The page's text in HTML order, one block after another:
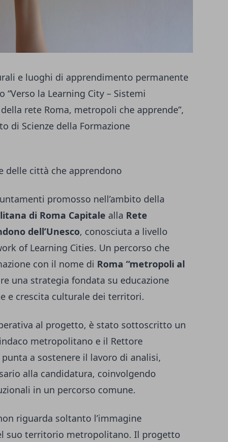
e luoghi di apprendimento permanente
la Learning City – Sistemi
rete Roma, metropoli che apprende”,
di Scienze della Formazione
delle città che apprendono
promosso nell’ambito della
di Roma Capitale alla Rete
dell’Unesco, conosciuta a livello
of Learning Cities. Un percorso che
con il nome di Roma “metropoli al
una strategia fondata su educazione
e crescita culturale dei territori.
al progetto, è stato sottoscritto un
metropolitano e il Rettore
punta a sostenere il lavoro di analisi,
alla candidatura, coinvolgendo
in un percorso comune.
riguarda soltanto l’immagine
suo territorio metropolitano. Il progetto